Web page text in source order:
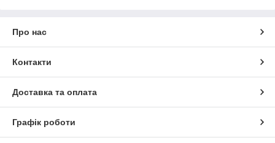
Про нас
Контакти
Доставка та оплата
Графік роботи